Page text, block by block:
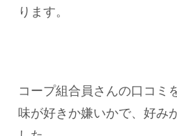
ります。
コープ組合員さんの口コミ
味が好きか嫌いかで、好み